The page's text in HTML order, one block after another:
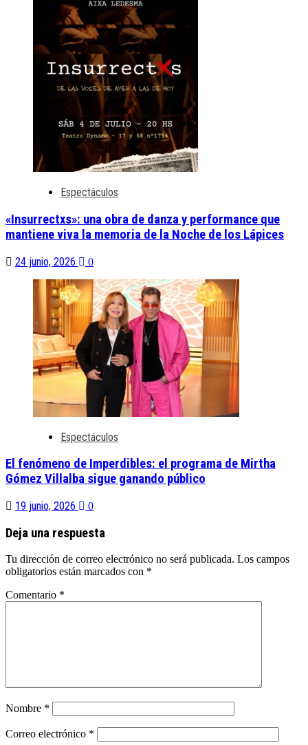
Espectáculos
«Insurrectxs»: una obra de danza y performance que
mantiene viva la memoria de la Noche de los Lápices
24 junio, 2026 0
Espectáculos
El fenómeno de Imperdibles: el programa de Mirtha
Gómez Villalba sigue ganando público
19 junio, 2026 0
Deja una respuesta
Tu dirección de correo electrónico no será publicada. Los campos
obligatorios están marcados con *
Comentario *
Nombre *
Correo electrónico *